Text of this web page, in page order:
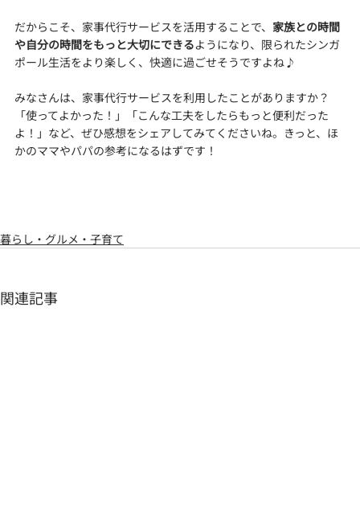
だからこそ、家事代行サービスを活用することで、 家族との時間
や自分の時間をもっと大切にできるようになり、限られたシンガ
ポール生活をより楽しく、快適に過ごせそうですよね♪
みなさんは、家事代行サービスを利用したことがありますか？
「使ってよかった！」「こんな工夫をしたらもっと便利だった
よ！」など、ぜひ感想をシェアしてみてくださいね。きっと、ほ
かのママやパパの参考になるはずです！
暮らし・グルメ・子育て
関連記事